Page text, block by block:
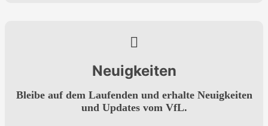
Neuigkeiten
Bleibe auf dem Laufenden und erhalte Neuigkeiten
und Updates vom VfL.